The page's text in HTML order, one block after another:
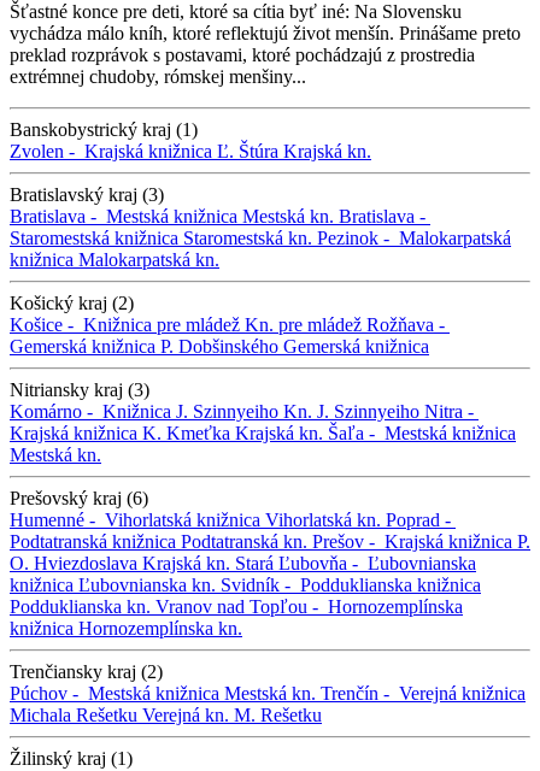
Šťastné konce pre deti, ktoré sa cítia byť iné: Na Slovensku
vychádza málo kníh, ktoré reflektujú život menšín. Prinášame preto
preklad rozprávok s postavami, ktoré pochádzajú z prostredia
extrémnej chudoby, rómskej menšiny...
Banskobystrický kraj (1)
Zvolen - Krajská knižnica Ľ. Štúra Krajská kn.
Bratislavský kraj (3)
Bratislava - Mestská knižnica Mestská kn. Bratislava -
Staromestská knižnica Staromestská kn. Pezinok - Malokarpatská
knižnica Malokarpatská kn.
Košický kraj (2)
Košice - Knižnica pre mládež Kn. pre mládež Rožňava -
Gemerská knižnica P. Dobšinského Gemerská knižnica
Nitriansky kraj (3)
Komárno - Knižnica J. Szinnyeiho Kn. J. Szinnyeiho Nitra -
Krajská knižnica K. Kmeťka Krajská kn. Šaľa - Mestská knižnica
Mestská kn.
Prešovský kraj (6)
Humenné - Vihorlatská knižnica Vihorlatská kn. Poprad -
Podtatranská knižnica Podtatranská kn. Prešov - Krajská knižnica P.
O. Hviezdoslava Krajská kn. Stará Ľubovňa - Ľubovnianska
knižnica Ľubovnianska kn. Svidník - Podduklianska knižnica
Podduklianska kn. Vranov nad Topľou - Hornozemplínska
knižnica Hornozemplínska kn.
Trenčiansky kraj (2)
Púchov - Mestská knižnica Mestská kn. Trenčín - Verejná knižnica
Michala Rešetku Verejná kn. M. Rešetku
Žilinský kraj (1)